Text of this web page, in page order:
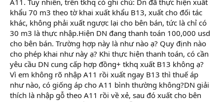
khẩu 70 m3 theo tờ khai xuất khẩu B13, xuất cho đối tác
khác, không phải xuất ngược lại cho bên bán, tức là chỉ có
30 m3 là thực nhập.Hiện DN đang thanh toán 100,000 usd
cho bên bán. Trường hợp này là như nào ạ? Quy định nào
cho phép khai như này ạ? Khi thực hiện thanh toán, có cần
yêu cầu DN cung cấp hợp đồng+ tkhq xuất B13 không ạ?
Vì em không rõ nhập A11 rồi xuất ngay B13 thì thuế áp
như nào, có giống áp cho A11 bình thường không?DN giải
thích là nhập gỗ theo A11 rồi về xẻ, sau đó xuất cho bên